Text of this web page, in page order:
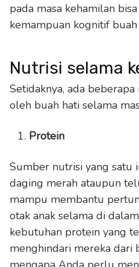
pada masa kehamilan
kemampuan kognitif buah
Nutrisi selama
Setidaknya, ada
oleh buah hati selama
Protein
Sumber nutrisi yang satu
daging merah ataupun
mampu membantu
otak anak selama di
kebutuhan protein yang
menghindari mereka dari